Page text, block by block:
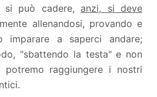
si può cadere, anzi, si deve
allenandosi, provando e
imparare a saperci andare;
"sbattendo la testa" e non
potremo raggiungere i nostri